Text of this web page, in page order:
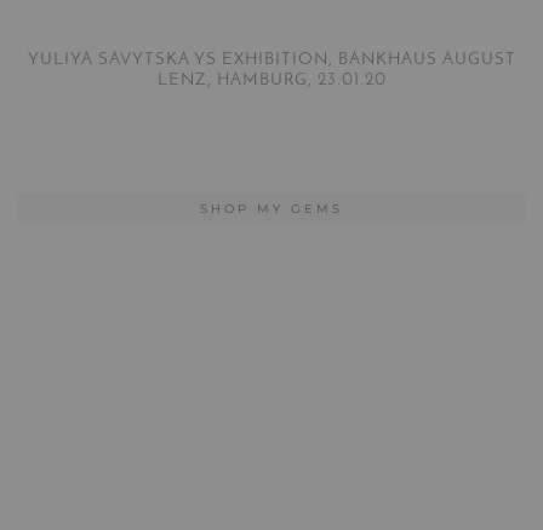
YULIYA SAVYTSKA YS EXHIBITION, BANKHAUS AUGUST
LENZ, HAMBURG, 23.01.20
SHOP MY GEMS